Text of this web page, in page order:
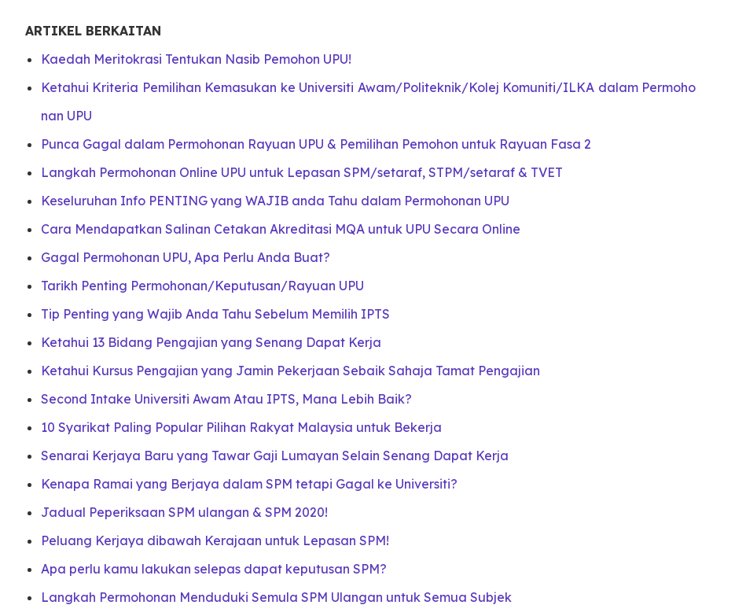
ARTIKEL BERKAITAN
Kaedah Meritokrasi Tentukan Nasib Pemohon UPU!
Ketahui Kriteria Pemilihan Kemasukan ke Universiti Awam/Politeknik/Kolej Komuniti/ILKA dalam Permoho
nan UPU
Punca Gagal dalam Permohonan Rayuan UPU & Pemilihan Pemohon untuk Rayuan Fasa 2
Langkah Permohonan Online UPU untuk Lepasan SPM/setaraf, STPM/setaraf & TVET
Keseluruhan Info PENTING yang WAJIB anda Tahu dalam Permohonan UPU
Cara Mendapatkan Salinan Cetakan Akreditasi MQA untuk UPU Secara Online
Gagal Permohonan UPU, Apa Perlu Anda Buat?
Tarikh Penting Permohonan/Keputusan/Rayuan UPU
Tip Penting yang Wajib Anda Tahu Sebelum Memilih IPTS
Ketahui 13 Bidang Pengajian yang Senang Dapat Kerja
Ketahui Kursus Pengajian yang Jamin Pekerjaan Sebaik Sahaja Tamat Pengajian
Second Intake Universiti Awam Atau IPTS, Mana Lebih Baik?
10 Syarikat Paling Popular Pilihan Rakyat Malaysia untuk Bekerja
Senarai Kerjaya Baru yang Tawar Gaji Lumayan Selain Senang Dapat Kerja
Kenapa Ramai yang Berjaya dalam SPM tetapi Gagal ke Universiti?
Jadual Peperiksaan SPM ulangan & SPM 2020!
Peluang Kerjaya dibawah Kerajaan untuk Lepasan SPM!
Apa perlu kamu lakukan selepas dapat keputusan SPM?
Langkah Permohonan Menduduki Semula SPM Ulangan untuk Semua Subjek